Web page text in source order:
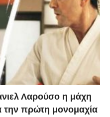
Λαρούσο η μάχη
την πρώτη μονομαχία